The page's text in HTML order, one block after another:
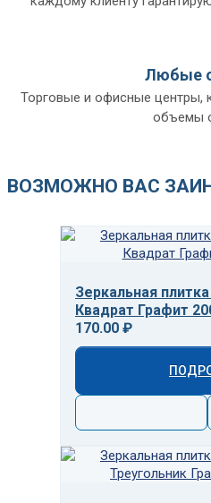
Любые
Торговые и офисные центры,
объемы
ВОЗМОЖНО ВАС
Зеркальная
Квадрат Графит
170.00 ₽